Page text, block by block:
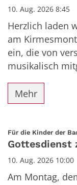
10. Aug. 2026 8:45
Herzlich laden
am
ein, die von
musikalisch
Mehr
Für die Kinder der
Gottesdienst
10. Aug. 2026 10:00
Am Montag,